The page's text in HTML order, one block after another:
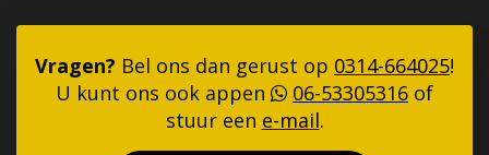
Vragen? Bel ons dan gerust op 0314-664025!
U kunt ons ook appen
06-53305316 of
stuur een e-mail.